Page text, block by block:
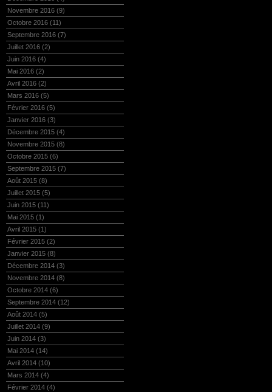
Novembre 2016 (9)
Octobre 2016 (11)
Septembre 2016 (7)
Juillet 2016 (2)
Juin 2016 (4)
Mai 2016 (2)
Avril 2016 (2)
Mars 2016 (5)
Février 2016 (5)
Janvier 2016 (3)
Décembre 2015 (4)
Novembre 2015 (8)
Octobre 2015 (6)
Septembre 2015 (7)
Août 2015 (8)
Juillet 2015 (5)
Juin 2015 (11)
Mai 2015 (1)
Avril 2015 (1)
Février 2015 (2)
Janvier 2015 (8)
Décembre 2014 (3)
Novembre 2014 (8)
Octobre 2014 (6)
Septembre 2014 (12)
Août 2014 (5)
Juillet 2014 (9)
Juin 2014 (3)
Mai 2014 (14)
Avril 2014 (10)
Mars 2014 (4)
Février 2014 (4)